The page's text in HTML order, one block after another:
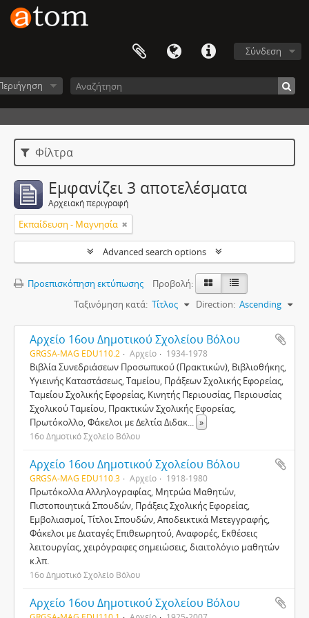
Σύνδεση
Φίλτρα
Εμφανίζει 3 αποτελέσματα
Αρχειακή περιγραφή
Εκπαίδευση - Μαγνησία
Advanced search options
Προεπισκόπηση εκτύπωσης
Προβολή:
Ταξινόμηση κατά: Τίτλος Direction: Ascending
Αρχείο 16ου Δημοτικού Σχολείου Βόλου
GRGSA-MAG EDU110.2 Αρχείο 1934-1978
Βιβλία Συνεδριάσεων Προσωπικού (Πρακτικών), Βιβλιοθήκης,
Υγιεινής Καταστάσεως, Ταμείου, Πράξεων Σχολικής Εφορείας,
Ταμείου Σχολικής Εφορείας, Κινητής Περιουσίας, Περιουσίας
Σχολικού Ταμείου, Πρακτικών Σχολικής Εφορείας,
Πρωτόκολλο, Φάκελοι με Δελτία Διδακ... »
16ο Δημοτικό Σχολείο Βόλου
Αρχείο 16ου Δημοτικού Σχολείου Βόλου
GRGSA-MAG EDU110.3 Αρχείο 1918-1980
Πρωτόκολλα Αλληλογραφίας, Μητρώα Μαθητών,
Πιστοποιητικά Σπουδών, Πράξεις Σχολικής Εφορείας,
Εμβολιασμοί, Τίτλοι Σπουδών, Αποδεικτικά Μετεγγραφής,
Φάκελοι με Διαταγές Επιθεωρητού, Αναφορές, Εκθέσεις
λειτουργίας, χειρόγραφες σημειώσεις, διαιτολόγιο μαθητών
κ.λπ.
16ο Δημοτικό Σχολείο Βόλου
Αρχείο 16ου Δημοτικού Σχολείου Βόλου